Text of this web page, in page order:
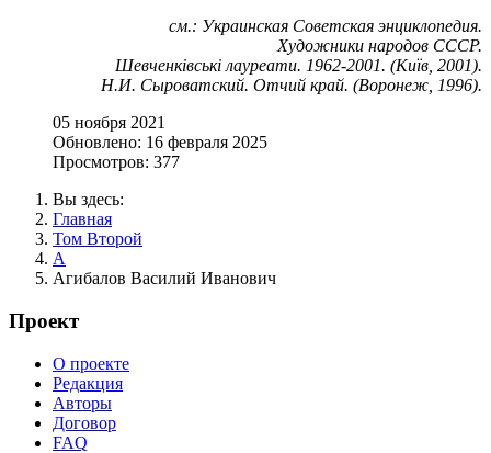
см.: Украинская Советская энциклопедия.
Художники народов СССР.
Шевченкiвськi лауреати. 1962-2001. (Київ, 2001).
Н.И. Сыроватский. Отчий край. (Воронеж, 1996).
05 ноября 2021
Обновлено: 16 февраля 2025
Просмотров: 377
Вы здесь:
Главная
Том Второй
А
Агибалов Василий Иванович
Проект
О проекте
Редакция
Авторы
Договор
FAQ